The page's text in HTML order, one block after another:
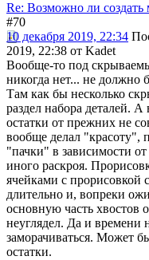
Re: Возможно ли
#70
10 декабря 2019, 22:34
2019, 22:38 от Kadet
Вообще-то под
никогда нет... не должно
Там как бы несколько
раздел набора деталей.
остатки от прежних не
вообще делал "красоту",
"пачки" в зависимости
иного раскроя.
ячейками с прорисовкой
длительно и, вопреки
основную часть хвостов
неуглядел. Да и времени
заморачиваться. Может
остатки.